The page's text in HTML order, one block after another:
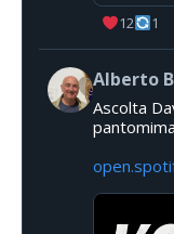
12
1
Alberto
Ascolta